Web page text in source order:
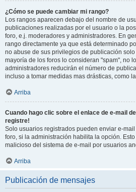
¿Cómo se puede cambiar mi rango?
Los rangos aparecen debajo del nombre de
publicaciones realizadas por el usuario o la
foro, e.j. moderadores y administradores. En
rango directamente ya que está determinado
no abuse de sus privilegios de publicación
mayoría de los foros lo consideran "spam", no
administradores reducirán el número de
incluso a tomar medidas mas drásticas, como
Arriba
Cuando hago clic sobre el enlace de e-mail
registre!
Solo usuarios registrados pueden enviar e-mail
foro, si la administración habilita la opción.
malicioso del sistema de e-mail por usuarios
Arriba
Publicación de mensajes